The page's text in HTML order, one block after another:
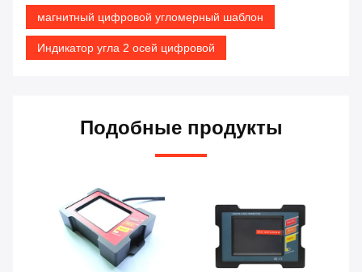
магнитный цифровой угломерный шаблон
Индикатор угла 2 осей цифровой
Подобные продукты